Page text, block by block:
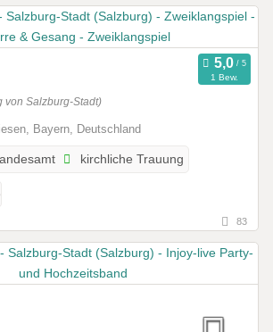
1 Bew.
von Salzburg-Stadt)
Bayern, Deutschland
kirchliche Trauung
83